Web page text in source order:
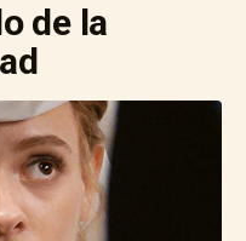
de la